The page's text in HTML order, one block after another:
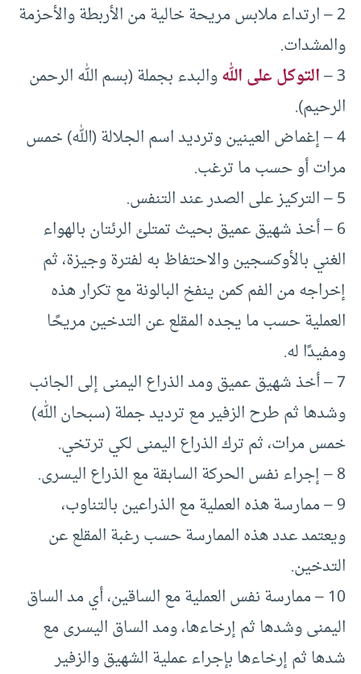
2 – ارتداء ملابس مريحة خالية من الأربطة والأحزمة
والمشدات.
3 –
التوكل على اللهوالبدء بجملة (بسم الله الرحمن
الرحيم).
4 – إغماض العينين وترديد اسم الجلالة (الله) خمس
مرات أو حسب ما ترغب.
5 – التركيز على الصدر عند التنفس.
6 – أخذ شهيق عميق بحيث تمتلئ الرئتان بالهواء
الغني بالأوكسجين والاحتفاظ به لفترة وجيزة، ثم
إخراجه من الفم كمن ينفخ البالونة مع تكرار هذه
العملية حسب ما يجده المقلع عن التدخين مريحًا
ومفيدًا له.
7 – أخذ شهيق عميق ومد الذراع اليمنى إلى الجانب
وشدها ثم طرح الزفير مع ترديد جملة (سبحان الله)
خمس مرات، ثم ترك الذراع اليمنى لكي ترتخي.
8 – إجراء نفس الحركة السابقة مع الذراع اليسرى.
9 – ممارسة هذه العملية مع الذراعين بالتناوب،
ويعتمد عدد هذه الممارسة حسب رغبة المقلع عن
التدخين.
10 – ممارسة نفس العملية مع الساقين، أي مد الساق
اليمنى وشدها ثم إرخاءها، ومد الساق اليسرى مع
شدها ثم إرخاءها بإجراء عملية الشهيق والزفير